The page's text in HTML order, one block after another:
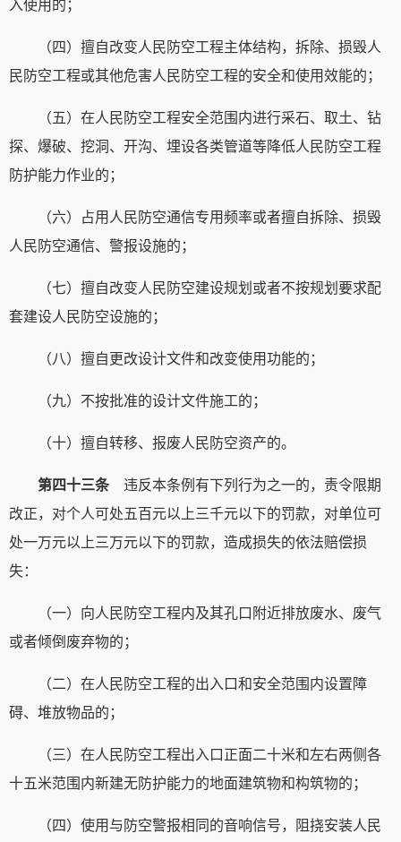
入使用的；
（四）擅自改变人民防空工程主体结构，拆除、损毁人
民防空工程或其他危害人民防空工程的安全和使用效能的；
（五）在人民防空工程安全范围内进行采石、取土、钻
探、爆破、挖洞、开沟、埋设各类管道等降低人民防空工程
防护能力作业的；
（六）占用人民防空通信专用频率或者擅自拆除、损毁
人民防空通信、警报设施的；
（七）擅自改变人民防空建设规划或者不按规划要求配
套建设人民防空设施的；
（八）擅自更改设计文件和改变使用功能的；
（九）不按批准的设计文件施工的；
（十）擅自转移、报废人民防空资产的。
第四十三条 违反本条例有下列行为之一的，责令限期
改正，对个人可处五百元以上三千元以下的罚款，对单位可
处一万元以上三万元以下的罚款，造成损失的依法赔偿损
失：
（一）向人民防空工程内及其孔口附近排放废水、废气
或者倾倒废弃物的；
（二）在人民防空工程的出入口和安全范围内设置障
碍、堆放物品的；
（三）在人民防空工程出入口正面二十米和左右两侧各
十五米范围内新建无防护能力的地面建筑物和构筑物的；
（四）使用与防空警报相同的音响信号，阻挠安装人民